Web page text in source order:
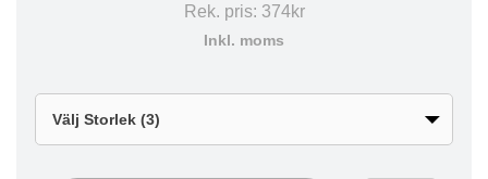
Rek. pris: 374kr
Inkl. moms